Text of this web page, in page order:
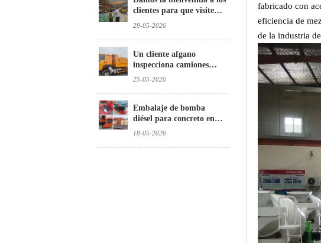
clientes para que visiten e
inspeccionen nuestros
29-05-2026
Un cliente afgano
inspecciona camiones
volquete usados
25-05-2026
Embalaje de bomba
diésel para concreto en
Brasil
18-05-2026
fabricado con
eficiencia de
de la industria